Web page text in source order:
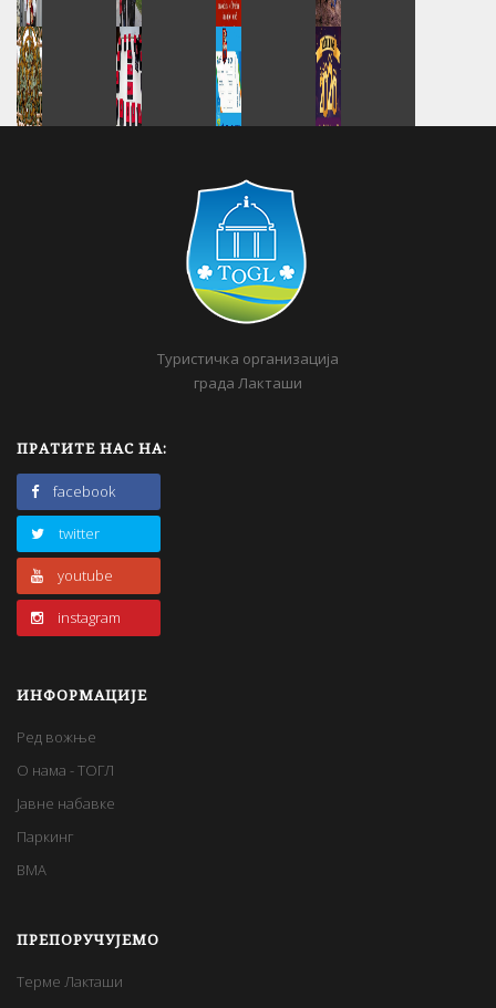
Туристичка организација
града Лакташи
ПРАТИТЕ НАС НА:
facebook
twitter
youtube
instagram
ИНФОРМАЦИЈЕ
Ред вожње
О нама - ТОГЛ
Јавне набавке
Паркинг
BMA
ПРЕПОРУЧУЈЕМО
Терме Лакташи